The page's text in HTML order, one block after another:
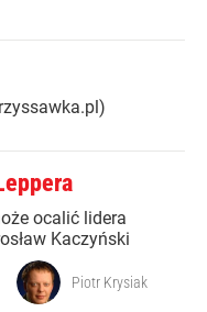
ocalić lidera
Kaczyński
Piotr Krysiak